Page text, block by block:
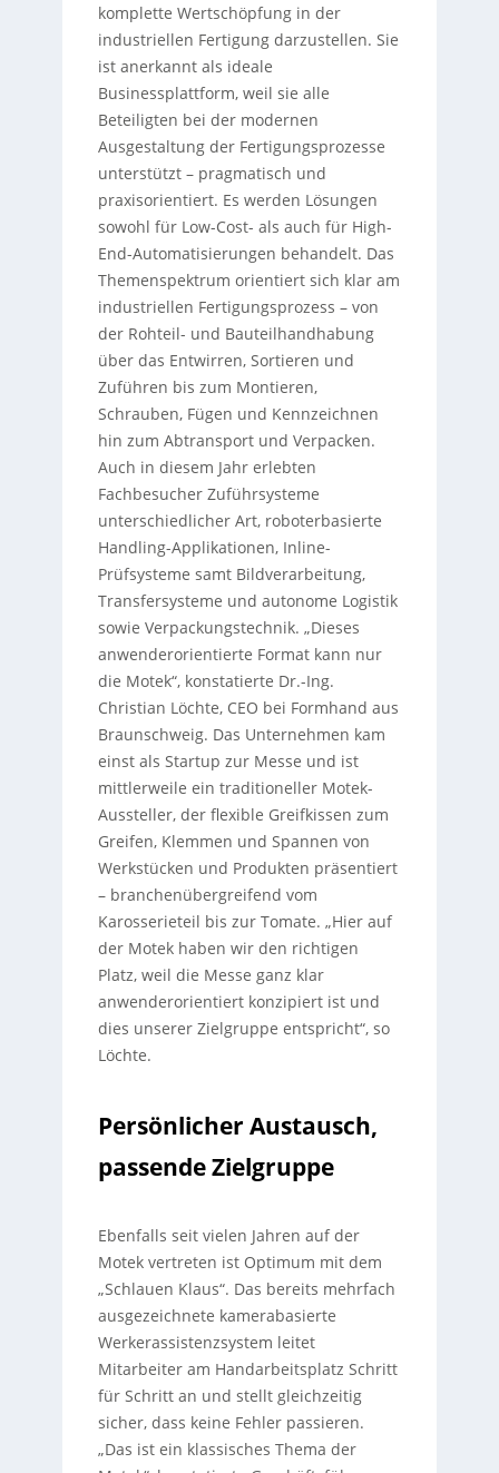
komplette Wertschöpfung in der
industriellen Fertigung darzustellen. Sie
ist anerkannt als ideale
Businessplattform, weil sie alle
Beteiligten bei der modernen
Ausgestaltung der Fertigungsprozesse
unterstützt – pragmatisch und
praxisorientiert. Es werden Lösungen
sowohl für Low-Cost- als auch für High-
End-Automatisierungen behandelt. Das
Themenspektrum orientiert sich klar am
industriellen Fertigungsprozess – von
der Rohteil- und Bauteilhandhabung
über das Entwirren, Sortieren und
Zuführen bis zum Montieren,
Schrauben, Fügen und Kennzeichnen
hin zum Abtransport und Verpacken.
Auch in diesem Jahr erlebten
Fachbesucher Zuführsysteme
unterschiedlicher Art, roboterbasierte
Handling-Applikationen, Inline-
Prüfsysteme samt Bildverarbeitung,
Transfersysteme und autonome Logistik
sowie Verpackungstechnik. „Dieses
anwenderorientierte Format kann nur
die Motek“, konstatierte Dr.-Ing.
Christian Löchte, CEO bei Formhand aus
Braunschweig. Das Unternehmen kam
einst als Startup zur Messe und ist
mittlerweile ein traditioneller Motek-
Aussteller, der flexible Greifkissen zum
Greifen, Klemmen und Spannen von
Werkstücken und Produkten präsentiert
– branchenübergreifend vom
Karosserieteil bis zur Tomate. „Hier auf
der Motek haben wir den richtigen
Platz, weil die Messe ganz klar
anwenderorientiert konzipiert ist und
dies unserer Zielgruppe entspricht“, so
Löchte.
Persönlicher Austausch,
passende Zielgruppe
Ebenfalls seit vielen Jahren auf der
Motek vertreten ist Optimum mit dem
„Schlauen Klaus“. Das bereits mehrfach
ausgezeichnete kamerabasierte
Werkerassistenzsystem leitet
Mitarbeiter am Handarbeitsplatz Schritt
für Schritt an und stellt gleichzeitig
sicher, dass keine Fehler passieren.
„Das ist ein klassisches Thema der